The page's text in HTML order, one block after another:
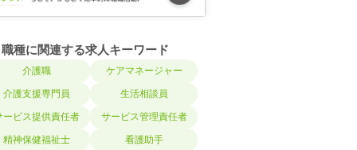
職種に関連する求人キーワード
介護職 ケアマネージャー
介護支援専門員 生活相談員
ービス提供責任者 サービス管理責任者
精神保健福祉士 看護助手